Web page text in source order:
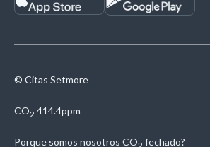
© Citas Setmore
CO2 414.4ppm
Porque somos nosotros CO fechado?